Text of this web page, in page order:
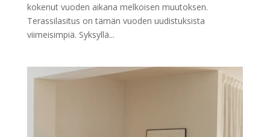
kokenut vuoden aikana melkoisen muutoksen.
Terassilasitus on tämän vuoden uudistuksista
viimeisimpiä. Syksyllä...